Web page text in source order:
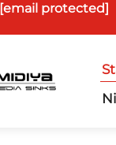
[email protected]